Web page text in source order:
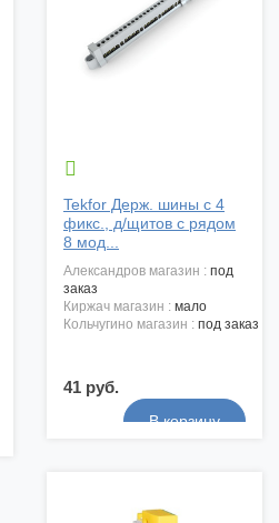

Tekfor Держ. шины с 4
фикс., д/щитов с рядом
8 мод...
александров магазин : под
заказ
киржач магазин : мало
кольчугино магазин : под заказ
41 руб.